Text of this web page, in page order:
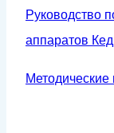
Руководство
аппаратов
Методические